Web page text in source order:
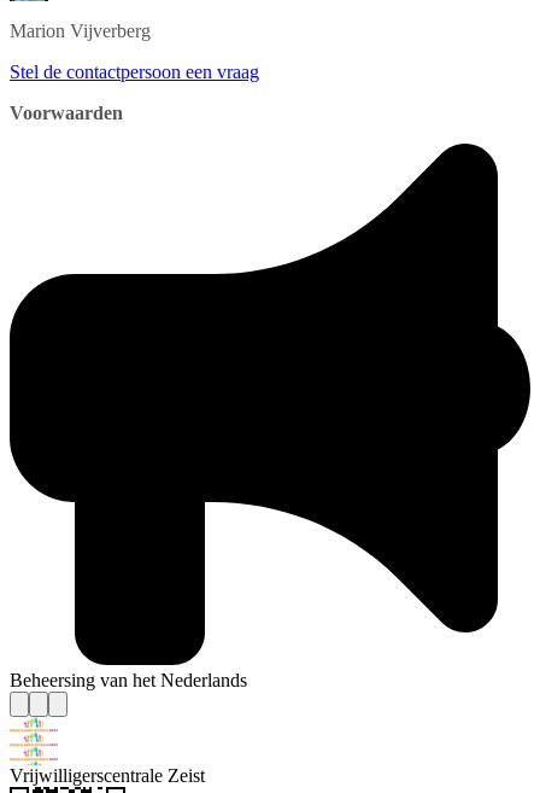
Marion Vijverberg
Stel de contactpersoon een vraag
Voorwaarden
Beheersing van het Nederlands
Vrijwilligerscentrale Zeist